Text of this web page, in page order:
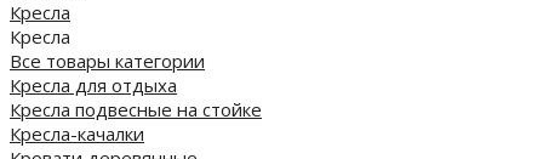
Кресла
Кресла
Все товары категории
Кресла для отдыха
Кресла подвесные на стойке
Кресла-качалки